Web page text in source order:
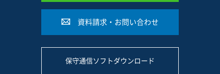
資料請求・お問い合わせ
保守通信ソフトダウンロード